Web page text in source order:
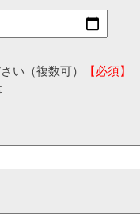
い（複数可）
【必須】